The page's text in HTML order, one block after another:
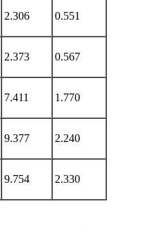
2.306 0.551
2.373 0.567
7.411 1.770
9.377 2.240
9.754 2.330